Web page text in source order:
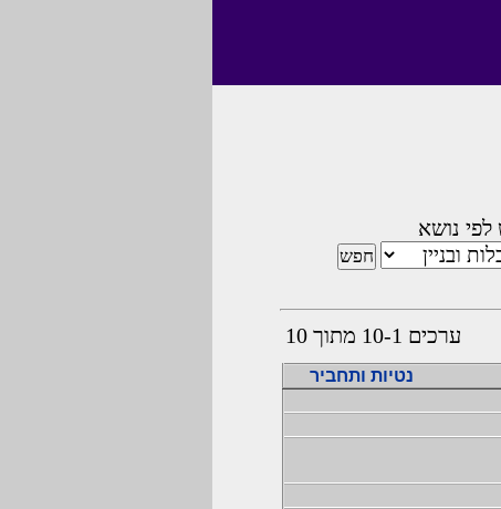
לפי נושא
ערכים 10-1 מתוך 10
נטיות ותחביר